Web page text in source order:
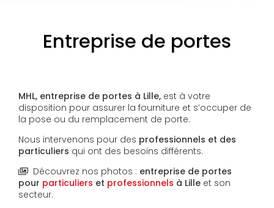
Entreprise de portes
MHL, entreprise de portes à Lille, est à votre
disposition pour assurer la fourniture et s’occuper de
la pose ou du remplacement de porte.
Nous intervenons pour des professionnels et des
particuliers qui ont des besoins différents.
Découvrez nos photos : entreprise de portes
pour particuliers et professionnels à Lille et son
secteur.